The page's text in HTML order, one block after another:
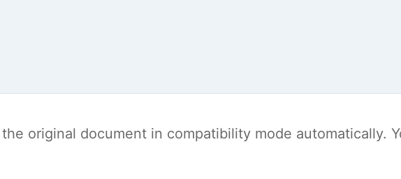
original document in compatibility mode automatically.